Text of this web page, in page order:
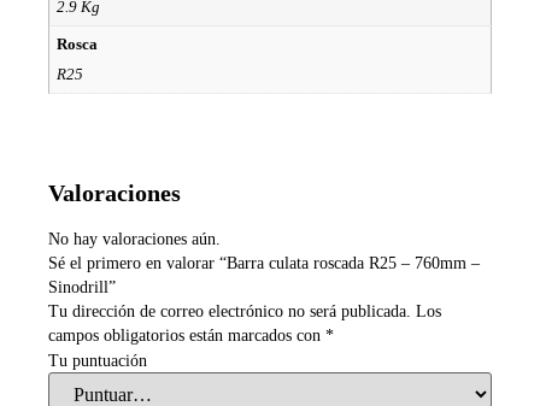
2.9 Kg
Rosca
R25
Valoraciones
No hay valoraciones aún.
Sé el primero en valorar “Barra culata roscada R25 – 760mm –
Sinodrill”
Tu dirección de correo electrónico no será publicada. Los
campos obligatorios están marcados con *
Tu puntuación